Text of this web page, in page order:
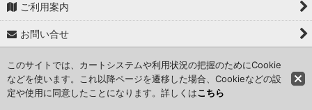
ご利用案内
お問い合せ
Copyright (C) 2024 kameisyouten. All Rights Reserved.
Powered byおちゃのこネット ネットショップ作成サービス
このサイトでは、カートシステムや利用状況の把握のためにCookie
などを使います。これ以降ページを遷移した場合、Cookieなどの設
定や使用に同意したことになります。詳しくはこちら